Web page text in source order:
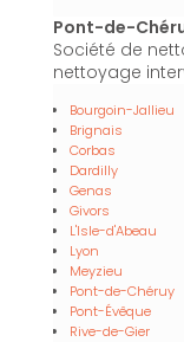
Pont-de-
Société de
nettoyage
Bourgoin-Jallieu
Brignais
Corbas
Dardilly
Genas
Givors
L'Isle-d'Abeau
Lyon
Meyzieu
Pont-de-Chéruy
Pont-Évêque
Rive-de-Gier